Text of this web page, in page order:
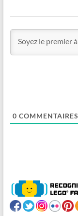
0 COMMENTAIRES